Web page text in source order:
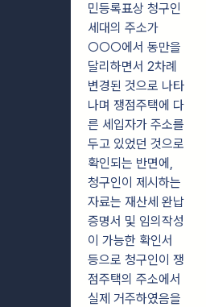
민등록표상 청구인
세대의 주소가
○○○에서 동만을
달리하면서 2차례
변경된 것으로 나타
나며 쟁점주택에 다
른 세입자가 주소를
두고 있었던 것으로
확인되는 반면에,
청구인이 제시하는
자료는 재산세 완납
증명서 및 임의작성
이 가능한 확인서
등으로 청구인이 쟁
점주택의 주소에서
실제 거주하였음을